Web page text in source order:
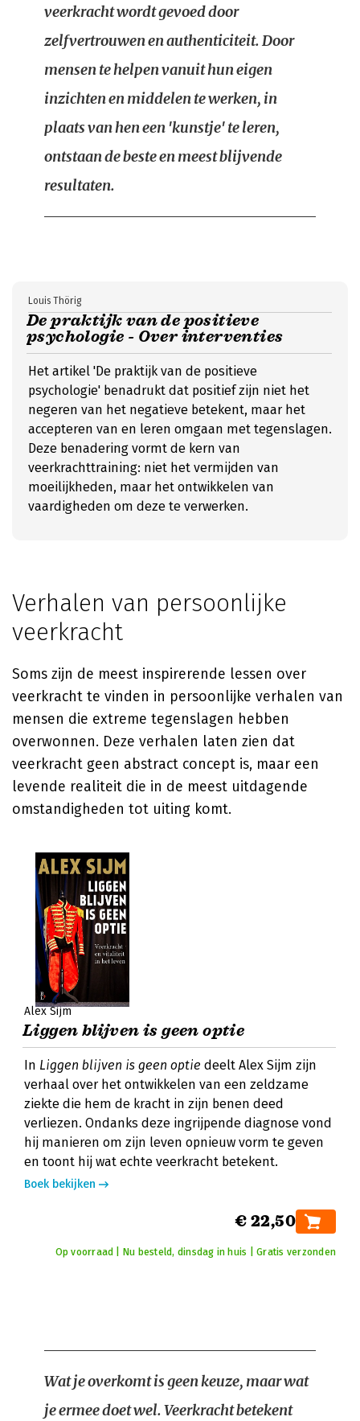
veerkracht wordt gevoed door
zelfvertrouwen en authenticiteit. Door
mensen te helpen vanuit hun eigen
inzichten en middelen te werken, in
plaats van hen een 'kunstje' te leren,
ontstaan de beste en meest blijvende
resultaten.
De praktijk van de positieve
psychologie - Over interventies
Louis Thörig
Het artikel 'De praktijk van de positieve
psychologie' benadrukt dat positief zijn niet het
negeren van het negatieve betekent, maar het
accepteren van en leren omgaan met tegenslagen.
Deze benadering vormt de kern van
veerkrachttraining: niet het vermijden van
moeilijkheden, maar het ontwikkelen van
vaardigheden om deze te verwerken.
Verhalen van persoonlijke
veerkracht
Soms zijn de meest inspirerende lessen over
veerkracht te vinden in persoonlijke verhalen van
mensen die extreme tegenslagen hebben
overwonnen. Deze verhalen laten zien dat
veerkracht geen abstract concept is, maar een
levende realiteit die in de meest uitdagende
omstandigheden tot uiting komt.
Alex Sijm
Liggen blijven is geen optie
In Liggen blijven is geen optie deelt Alex Sijm zijn
verhaal over het ontwikkelen van een zeldzame
ziekte die hem de kracht in zijn benen deed
verliezen. Ondanks deze ingrijpende diagnose vond
hij manieren om zijn leven opnieuw vorm te geven
en toont hij wat echte veerkracht betekent.
Boek bekijken
€ 22,50
Op voorraad | Nu besteld, dinsdag in huis | Gratis verzonden
Wat je overkomt is geen keuze, maar wat
je ermee doet wel. Veerkracht betekent